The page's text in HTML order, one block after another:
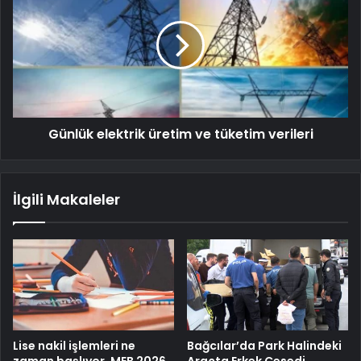
Günlük elektrik üretim ve tüketim verileri
İlgili Makaleler
Lise nakil işlemleri ne
Bağcılar’da Park Halindeki